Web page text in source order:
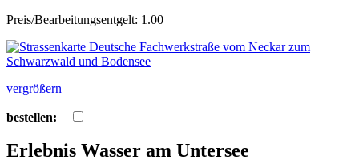
Preis/Bearbeitungsentgelt: 1.00
vergrößern
bestellen:
Erlebnis Wasser am Untersee